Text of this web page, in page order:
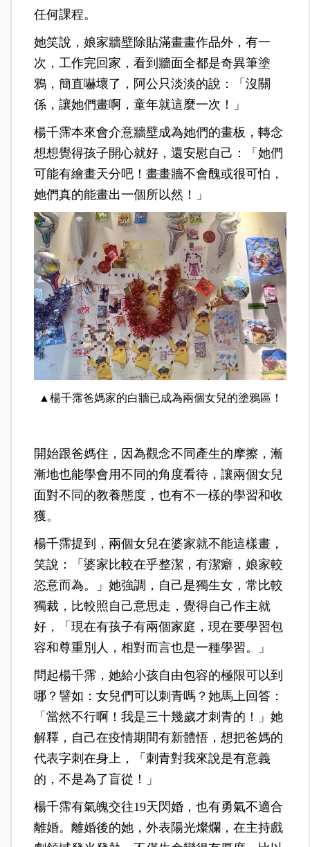
任何課程。
她笑說，娘家牆壁除貼滿畫畫作品外，有一
次，工作完回家，看到牆面全都是奇異筆塗
鴉，簡直嚇壞了，阿公只淡淡的說：「沒關
係，讓她們畫啊，童年就這麼一次！」
楊千霈本來會介意牆壁成為她們的畫板，轉念
想想覺得孩子開心就好，還安慰自己：「她們
可能有繪畫天分吧！畫畫牆不會醜或很可怕，
她們真的能畫出一個所以然！」
▲楊千霈爸媽家的白牆已成為兩個女兒的塗鴉區！
開始跟爸媽住，因為觀念不同產生的摩擦，漸
漸地也能學會用不同的角度看待，讓兩個女兒
面對不同的教養態度，也有不一樣的學習和收
獲。
楊千霈提到，兩個女兒在婆家就不能這樣畫，
笑說：「婆家比較在乎整潔，有潔癖，娘家較
恣意而為。」她強調，自己是獨生女，常比較
獨裁，比較照自己意思走，覺得自己作主就
好，「現在有孩子有兩個家庭，現在要學習包
容和尊重別人，相對而言也是一種學習。」
問起楊千霈，她給小孩自由包容的極限可以到
哪？譬如：女兒們可以刺青嗎？她馬上回答：
「當然不行啊！我是三十幾歲才刺青的！」她
解釋，自己在疫情期間有新體悟，想把爸媽的
代表字刺在身上，「刺青對我來說是有意義
的，不是為了盲從！」
楊千霈有氣魄交往19天閃婚，也有勇氣不適合
離婚。離婚後的她，外表陽光燦爛，在主持戲